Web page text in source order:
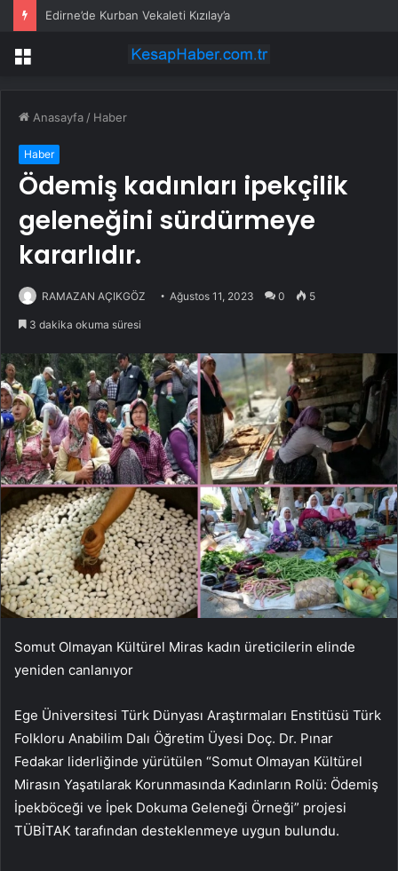
Edirne’de Kurban Vekaleti Kızılay’a
Menü
Anasayfa / Haber
Haber
Ödemiş kadınları ipekçilik
geleneğini sürdürmeye
kararlıdır.
RAMAZAN AÇIKGÖZ Ağustos 11, 2023 0 5
3 dakika okuma süresi
Somut Olmayan Kültürel Miras kadın üreticilerin elinde
yeniden canlanıyor
Ege Üniversitesi Türk Dünyası Araştırmaları Enstitüsü Türk
Folkloru Anabilim Dalı Öğretim Üyesi Doç. Dr. Pınar
Fedakar liderliğinde yürütülen “Somut Olmayan Kültürel
Mirasın Yaşatılarak Korunmasında Kadınların Rolü: Ödemiş
İpekböceği ve İpek Dokuma Geleneği Örneği” projesi
TÜBİTAK tarafından desteklenmeye uygun bulundu.